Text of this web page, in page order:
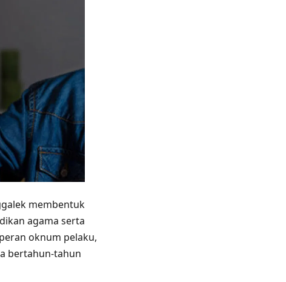
membentuk
agama serta
oknum pelaku,
bertahun-tahun